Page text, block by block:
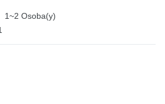
1~2 Osoba(y)